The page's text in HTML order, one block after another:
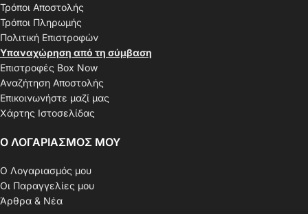
Τρόποι Αποστολής
Τρόποι Πληρωμής
Πολιτική Επιστροφών
Υπαναχώρηση από τη σύμβαση
Επιστροφές Box Now
Αναζήτηση Αποστολής
Επικοινωνήστε μαζί μας
Χάρτης Ιστοσελίδας
Ο ΛΟΓΑΡΙΑΣΜΟΣ ΜΟΥ
Ο Λογαριασμός μου
Οι Παραγγελίες μου
Άρθρα & Νέα